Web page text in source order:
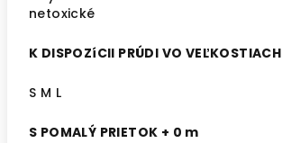
netoxické
K DISPOZíCII PRÚDI VO VEĽKOSTIACH
S M L
S POMALÝ PRIETOK + 0 m